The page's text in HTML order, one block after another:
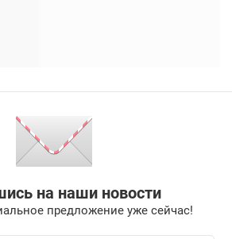
на наши новости
предложение уже сейчас!